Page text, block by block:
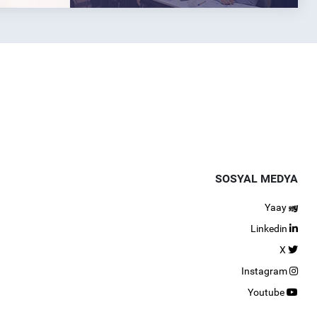
SOSYAL MEDYA
Yaay
Linkedin
X
Instagram
Youtube